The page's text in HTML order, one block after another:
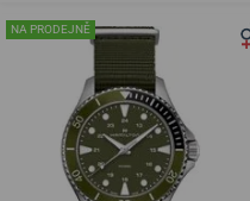
NA PRODEJNĚ